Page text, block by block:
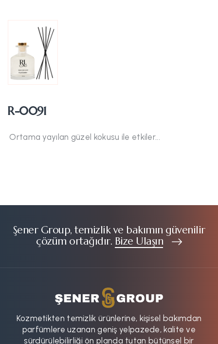
R-0091
Ortama yayılan güzel kokusu ile etkiler...
Şener Group, temizlik ve bakımın güvenilir
çözüm ortağıdır. Bize Ulaşın
Kozmetikten temizlik ürünlerine, kişisel bakımdan
parfümlere uzanan geniş yelpazede, kalite ve
sürdürülebilirliği ön planda tutan bütünsel bir